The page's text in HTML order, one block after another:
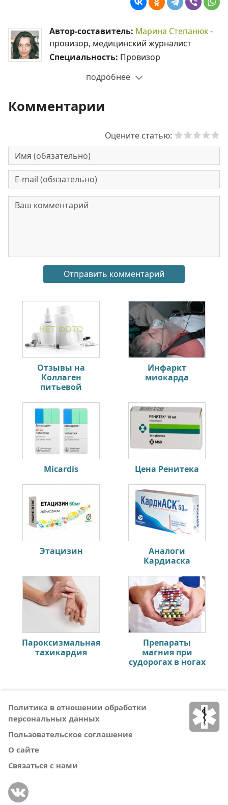
Автор-составитель: Марина Степанюк-
провизор, медицинский журналист
Специальность: Провизор
подробнее
Комментарии
Оцените статью:
Отзывы на
Коллаген
питьевой
Инфаркт
миокарда
Micardis Цена Ренитека
Этацизин
Аналоги
Кардиаска
Пароксизмальная
тахикардия
Препараты
магния при
судорогах в ногах
Политика в отношении обработки
персональных данных
Пользовательское соглашение
О сайте
Связаться с нами